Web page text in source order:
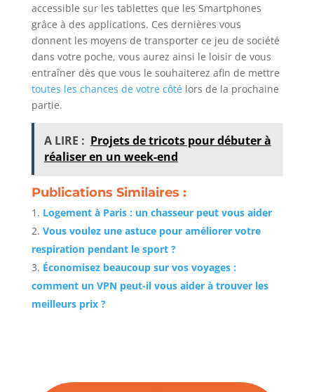
accessible sur les tablettes que les Smartphones
grâce à des applications. Ces dernières vous
donnent les moyens de transporter ce jeu de société
dans votre poche, vous aurez ainsi le loisir de vous
entraîner dès que vous le souhaiterez afin de mettre
toutes les chances de votre côtélors de la prochaine
partie.
A LIRE : Projets de tricots pour débuter à
réaliser en un week-end
Publications Similaires :
Logement à Paris : un chasseur peut vous aider
Vous voulez une astuce pour améliorer votre
respiration pendant le sport ?
Économisez beaucoup sur vos voyages :
comment un VPN peut-il vous aider à trouver les
meilleurs prix ?